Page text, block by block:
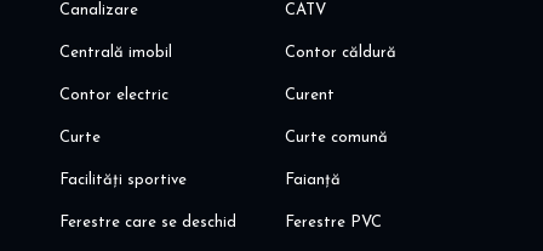
Canalizare CATV
Centrală imobil Contor căldură
Contor electric Curent
Curte Curte comună
Facilități sportive Faianță
Ferestre care se deschid Ferestre PVC